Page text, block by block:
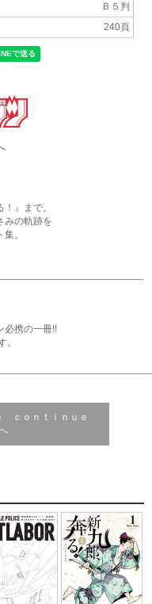
Ｂ５判
240頁
』まで。
みの軌跡を
。
必携の一冊!!
。
ｃｏｎｔｉｎｕｅ